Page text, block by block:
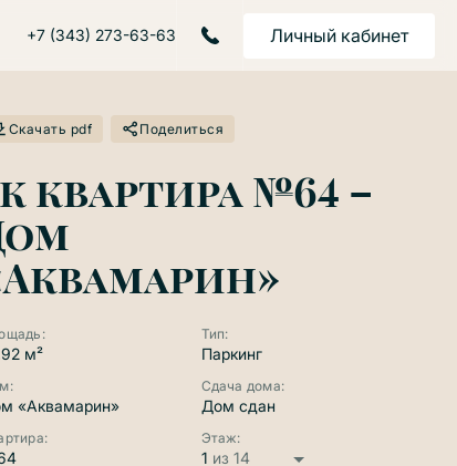
+7 (343) 273-63-63 Личный кабинет
Скачать pdf Поделиться
квартира №64 –
м²
Тип:
Паркинг
«Аквамарин»
Сдача дома:
Дом сдан
Этаж:
1 из 14